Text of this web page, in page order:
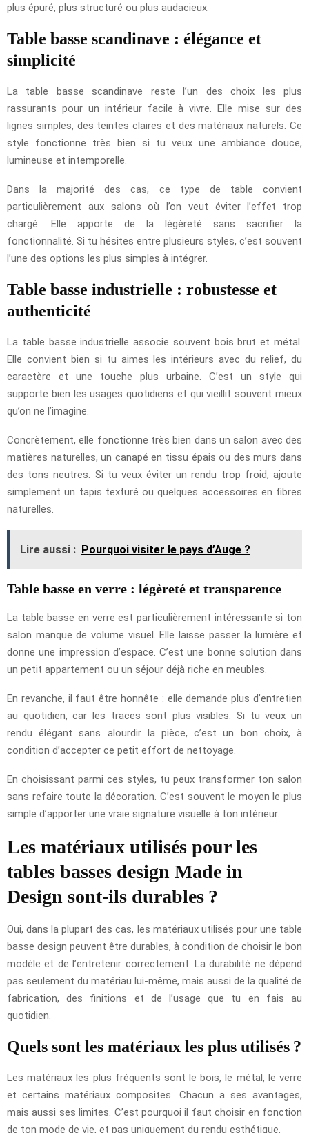
plus épuré, plus structuré ou plus audacieux.
Table basse scandinave : élégance et
simplicité
La table basse scandinave reste l’un des choix les plus
rassurants pour un intérieur facile à vivre. Elle mise sur des
lignes simples, des teintes claires et des matériaux naturels. Ce
style fonctionne très bien si tu veux une ambiance douce,
lumineuse et intemporelle.
Dans la majorité des cas, ce type de table convient
particulièrement aux salons où l’on veut éviter l’effet trop
chargé. Elle apporte de la légèreté sans sacrifier la
fonctionnalité. Si tu hésites entre plusieurs styles, c’est souvent
l’une des options les plus simples à intégrer.
Table basse industrielle : robustesse et
authenticité
La table basse industrielle associe souvent bois brut et métal.
Elle convient bien si tu aimes les intérieurs avec du relief, du
caractère et une touche plus urbaine. C’est un style qui
supporte bien les usages quotidiens et qui vieillit souvent mieux
qu’on ne l’imagine.
Concrètement, elle fonctionne très bien dans un salon avec des
matières naturelles, un canapé en tissu épais ou des murs dans
des tons neutres. Si tu veux éviter un rendu trop froid, ajoute
simplement un tapis texturé ou quelques accessoires en fibres
naturelles.
Lire aussi : Pourquoi visiter le pays d’Auge ?
Table basse en verre : légèreté et transparence
La table basse en verre est particulièrement intéressante si ton
salon manque de volume visuel. Elle laisse passer la lumière et
donne une impression d’espace. C’est une bonne solution dans
un petit appartement ou un séjour déjà riche en meubles.
En revanche, il faut être honnête : elle demande plus d’entretien
au quotidien, car les traces sont plus visibles. Si tu veux un
rendu élégant sans alourdir la pièce, c’est un bon choix, à
condition d’accepter ce petit effort de nettoyage.
En choisissant parmi ces styles, tu peux transformer ton salon
sans refaire toute la décoration. C’est souvent le moyen le plus
simple d’apporter une vraie signature visuelle à ton intérieur.
Les matériaux utilisés pour les
tables basses design Made in
Design sont-ils durables ?
Oui, dans la plupart des cas, les matériaux utilisés pour une table
basse design peuvent être durables, à condition de choisir le bon
modèle et de l’entretenir correctement. La durabilité ne dépend
pas seulement du matériau lui-même, mais aussi de la qualité de
fabrication, des finitions et de l’usage que tu en fais au
quotidien.
Quels sont les matériaux les plus utilisés ?
Les matériaux les plus fréquents sont le bois, le métal, le verre
et certains matériaux composites. Chacun a ses avantages,
mais aussi ses limites. C’est pourquoi il faut choisir en fonction
de ton mode de vie, et pas uniquement du rendu esthétique.